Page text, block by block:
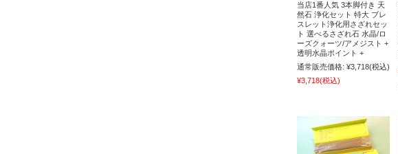
当店1番人気 3本脚付き 天
然石 浄化セット 特大 ブレ
スレット浄化用さざれセッ
ト 選べるさざれ石 水晶/ロ
ーズクォーツ/アメジスト +
透明水晶ポイント +
通常販売価格: ¥3,718(税込)
¥3,718(税込)